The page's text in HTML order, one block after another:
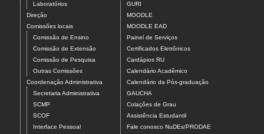
Laboratórios
Direção
Comissões locais
Comissão de Ensino
Comissão de Extensão
Comissão de Pesquisa
Outras Comissões
Coordenação Administrativa
Secretaria Administrativa
SCMP
SCOF
Interface Pessoal
GURI
MOODLE
MOODLE EAD
Painel de Serviços
Certificados Eletrônicos
Cardápios RU
Calendário Acadêmico
Calendário da Pós-graduação
GAUCHA
Colações de Grau
Assistência Estudantil
Fale conosco NuDEs/PRODAE